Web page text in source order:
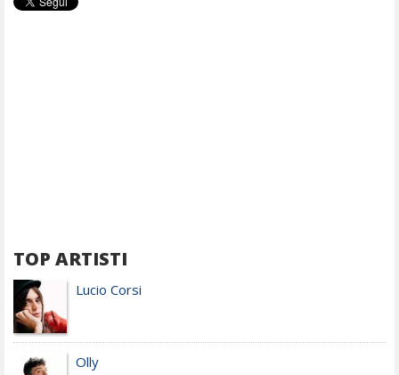
TOP ARTISTI
Lucio Corsi
Olly